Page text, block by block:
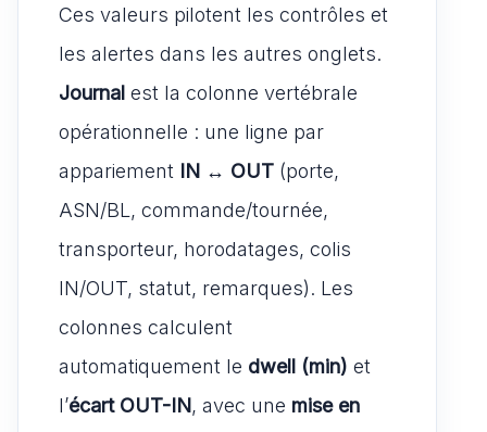
Ces valeurs pilotent les contrôles et
les alertes dans les autres onglets.
Journal est la colonne vertébrale
opérationnelle : une ligne par
appariement IN ↔ OUT (porte,
ASN/BL, commande/tournée,
transporteur, horodatages, colis
IN/OUT, statut, remarques). Les
colonnes calculent
automatiquement le dwell (min) et
l’écart OUT-IN, avec une mise en